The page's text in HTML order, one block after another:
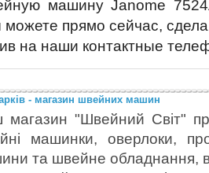
машину Janome
прямо сейчас,
на наши контактные
- магазин швейних машин
"Швейний Світ"
машинки, оверлоки,
та швейне обладнання,